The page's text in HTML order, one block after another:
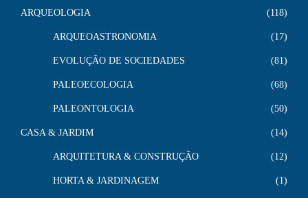
ARQUEOLOGIA 118
ARQUEOASTRONOMIA 17
EVOLUÇÃO DE SOCIEDADES 81
PALEOECOLOGIA 68
PALEONTOLOGIA 50
CASA & JARDIM 14
ARQUITETURA & CONSTRUÇÃO 12
HORTA & JARDINAGEM 1